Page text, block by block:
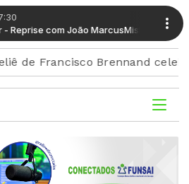
com João MarcusMistura Popular -
Brennand celebra